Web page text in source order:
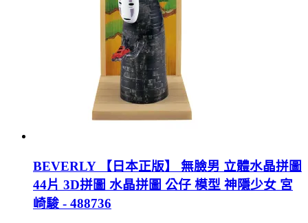
BEVERLY 【日本正版】 無臉男 立體水晶拼圖
44片 3D拼圖 水晶拼圖 公仔 模型 神隱少女 宮
崎駿 - 488736